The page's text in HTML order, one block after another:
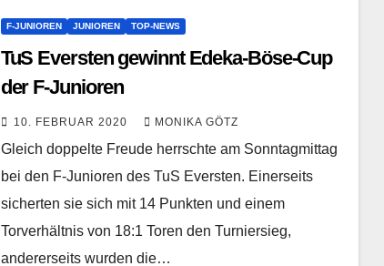
F-JUNIOREN JUNIOREN TOP-NEWS
TuS Eversten gewinnt Edeka-Böse-Cup
der F-Junioren
10. FEBRUAR 2020 MONIKA GÖTZ
Gleich doppelte Freude herrschte am Sonntagmittag
bei den F-Junioren des TuS Eversten. Einerseits
sicherten sie sich mit 14 Punkten und einem
Torverhältnis von 18:1 Toren den Turniersieg,
andererseits wurden die…